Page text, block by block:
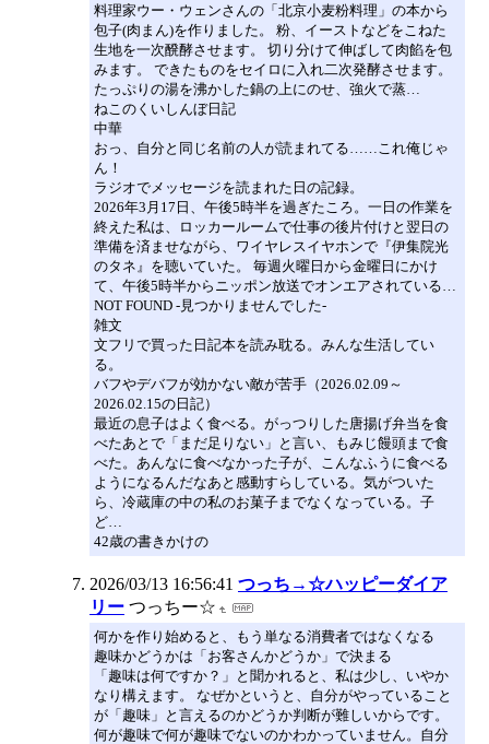
料理家ウー・ウェンさんの「北京小麦粉料理」の本から
包子(肉まん)を作りました。 粉、イーストなどをこねた
生地を一次醗酵させます。 切り分けて伸ばして肉餡を包
みます。 できたものをセイロに入れ二次発酵させます。
たっぷりの湯を沸かした鍋の上にのせ、強火で蒸…
ねこのくいしんぼ日記
中華
おっ、自分と同じ名前の人が読まれてる……これ俺じゃ
ん！
ラジオでメッセージを読まれた日の記録。
2026年3月17日、午後5時半を過ぎたころ。一日の作業を
終えた私は、ロッカールームで仕事の後片付けと翌日の
準備を済ませながら、ワイヤレスイヤホンで『伊集院光
のタネ』を聴いていた。 毎週火曜日から金曜日にかけ
て、午後5時半からニッポン放送でオンエアされている…
NOT FOUND -見つかりませんでした-
雑文
文フリで買った日記本を読み耽る。みんな生活してい
る。
バフやデバフが効かない敵が苦手（2026.02.09～
2026.02.15の日記）
最近の息子はよく食べる。がっつりした唐揚げ弁当を食
べたあとで「まだ足りない」と言い、もみじ饅頭まで食
べた。あんなに食べなかった子が、こんなふうに食べる
ようになるんだなあと感動すらしている。気がついた
ら、冷蔵庫の中の私のお菓子までなくなっている。子
ど…
42歳の書きかけの
2026/03/13 16:56:41 つっち→☆ハッピーダイア
リー つっちー☆
何かを作り始めると、もう単なる消費者ではなくなる
趣味かどうかは「お客さんかどうか」で決まる
「趣味は何ですか？」と聞かれると、私は少し、いやか
なり構えます。 なぜかというと、自分がやっていること
が「趣味」と言えるのかどうか判断が難しいからです。
何が趣味で何が趣味でないのかわかっていません。自分